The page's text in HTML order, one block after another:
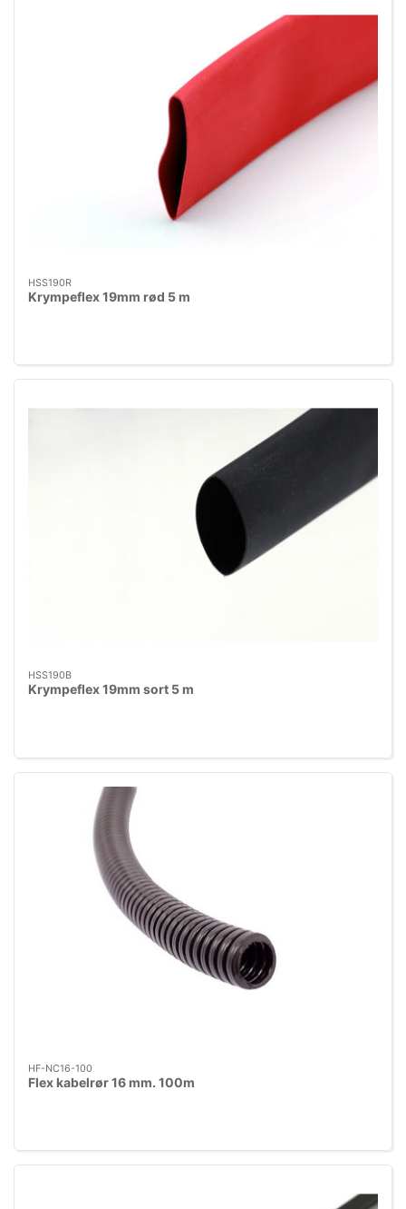
HSS190R
Krympeflex 19mm rød 5 m
HSS190B
Krympeflex 19mm sort 5 m
HF-NC16-100
Flex kabelrør 16 mm. 100m